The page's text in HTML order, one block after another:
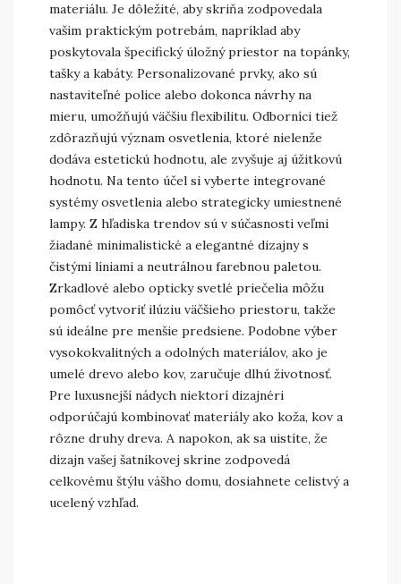
materiálu. Je dôležité, aby skriňa zodpovedala
vašim praktickým potrebám, napríklad aby
poskytovala špecifický úložný priestor na topánky,
tašky a kabáty. Personalizované prvky, ako sú
nastaviteľné police alebo dokonca návrhy na
mieru, umožňujú väčšiu flexibilitu. Odborníci tiež
zdôrazňujú význam osvetlenia, ktoré nielenže
dodáva estetickú hodnotu, ale zvyšuje aj úžitkovú
hodnotu. Na tento účel si vyberte integrované
systémy osvetlenia alebo strategicky umiestnené
lampy. Z hľadiska trendov sú v súčasnosti veľmi
žiadané minimalistické a elegantné dizajny s
čistými líniami a neutrálnou farebnou paletou.
Zrkadlové alebo opticky svetlé priečelia môžu
pomôcť vytvoriť ilúziu väčšieho priestoru, takže
sú ideálne pre menšie predsiene. Podobne výber
vysokokvalitných a odolných materiálov, ako je
umelé drevo alebo kov, zaručuje dlhú životnosť.
Pre luxusnejší nádych niektorí dizajnéri
odporúčajú kombinovať materiály ako koža, kov a
rôzne druhy dreva. A napokon, ak sa uistíte, že
dizajn vašej šatníkovej skrine zodpovedá
celkovému štýlu vášho domu, dosiahnete celistvý a
ucelený vzhľad.